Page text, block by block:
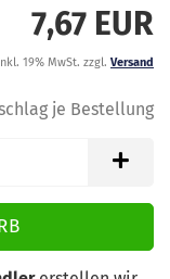
7,67 EUR
19% MwSt. zzgl. Versand
je Bestellung